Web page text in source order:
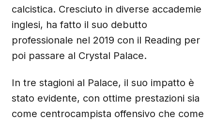
calcistica. Cresciuto in diverse accademie
inglesi, ha fatto il suo debutto
professionale nel 2019 con il Reading per
poi passare al Crystal Palace.
In tre stagioni al Palace, il suo impatto è
stato evidente, con ottime prestazioni sia
come centrocampista offensivo che come